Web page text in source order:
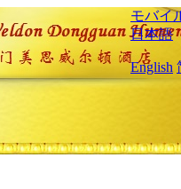
モバイ
日本語
English